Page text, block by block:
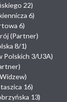
22)
6)
6)
(Partner)
8/1)
Polskich 3/U3A)
16)
13)